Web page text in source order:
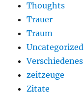
Thoughts
Trauer
Traum
Uncategorized
Verschiedenes
zeitzeuge
Zitate